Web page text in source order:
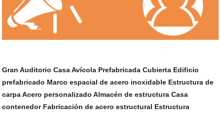
Gran Auditorio Casa Avícola Prefabricada Cubierta Edificio
prefabricado Marco espacial de acero inoxidable Estructura de
carpa Acero personalizado Almacén de estructura Casa
contenedor Fabricación de acero estructural Estructura